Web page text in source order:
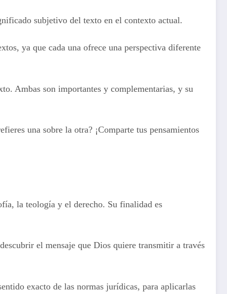
subjetivo del texto en el contexto actual.
ya que cada una ofrece una perspectiva diferente
Ambas son importantes y complementarias, y su
una sobre la otra? ¡Comparte tus pensamientos
la teología y el derecho. Su finalidad es
el mensaje que Dios quiere transmitir a través
exacto de las normas jurídicas, para aplicarlas